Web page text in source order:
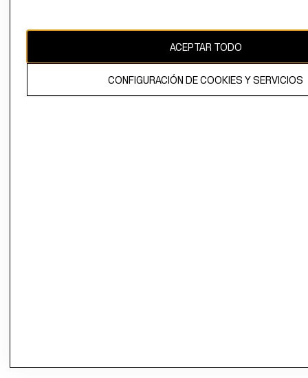
propiedad de H&M Hennes & Mauritz AB.
ACEPTAR TODO
CONFIGURACIÓN DE COOKIES Y SERVICIOS